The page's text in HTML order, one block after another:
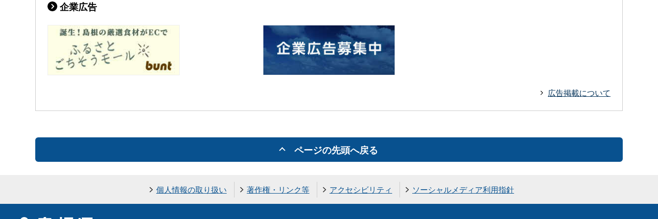
企業広告
広告掲載について
ページの先頭へ戻る
個人情報の取り扱い 著作権・リンク等 アクセシビリティ ソーシャルメディア利用指針